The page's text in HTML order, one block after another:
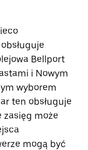
Bellport
i Nowym
wyborem
ten obsługuje
zasięg może
mogą być